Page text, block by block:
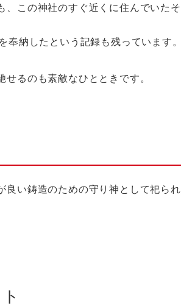
、この神社のすぐ近くに住んでいたそ
を奉納したという記録も残っています。
るのも素敵なひとときです。
良い鋳造のための守り神として祀られ